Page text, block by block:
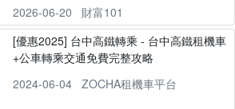
2026-06-20
財富101
[優惠2025] 台中高鐵轉乘 - 台中高鐵租機車
+公車轉乘交通免費完整攻略
2024-06-04
ZOCHA租機車平台